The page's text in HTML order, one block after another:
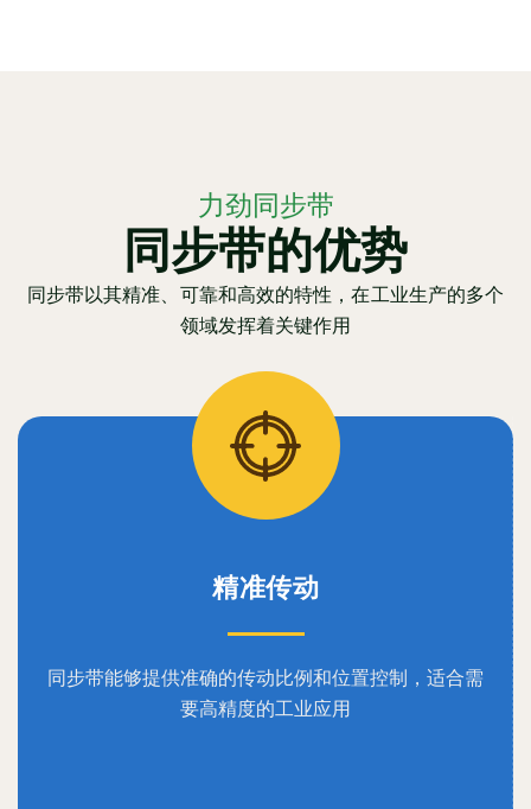
力劲同步带
同步带的优势
同步带以其精准、可靠和高效的特性，在工业生产的多个
领域发挥着关键作用
精准传动
同步带能够提供准确的传动比例和位置控制，适合需
要高精度的工业应用